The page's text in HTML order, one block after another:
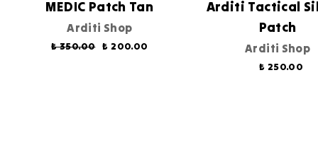
MEDIC Patch Tan
Arditi Shop
₺ 350.00 ₺ 200.00
Arditi Tactical
Patch
Arditi Shop
₺ 250.00